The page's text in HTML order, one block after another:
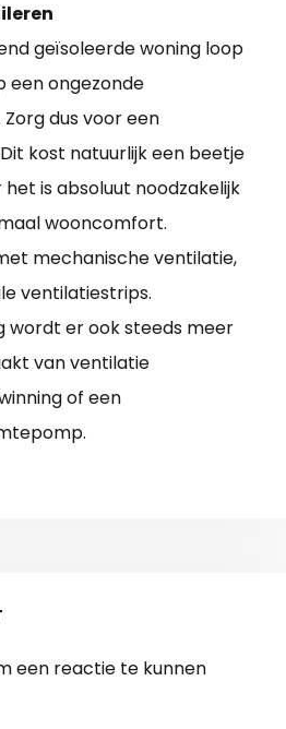
geïsoleerde woning loop
een ongezonde
dus voor een
kost natuurlijk een beetje
is absoluut noodzakelijk
wooncomfort.
mechanische ventilatie,
ventilatiestrips.
wordt er ook steeds meer
van ventilatie
of een
een reactie te kunnen